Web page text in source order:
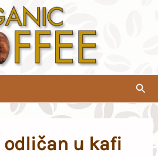
odličan u kafi